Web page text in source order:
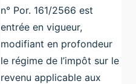
n° Por. 161/2566 est
entrée en vigueur,
modifiant en profondeur
le régime de l’impôt sur le
revenu applicable aux